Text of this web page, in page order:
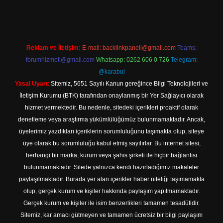
Reklam ve İletişim: E-mail: backlinkpaneli@gmail.com Teams:
forumhizmeti@gmail.com Whatsapp: 0262 606 0 726 Telegram:
@karabul
Yasal Uyarı: Sitemiz, 5651 Sayılı Kanun gereğince Bilgi Teknolojileri ve
İletişim Kurumu (BTK) tarafından onaylanmış bir Yer Sağlayıcı olarak
hizmet vermektedir. Bu nedenle, sitedeki içerikleri proaktif olarak
denetleme veya araştırma yükümlülüğümüz bulunmamaktadır. Ancak,
üyelerimiz yazdıkları içeriklerin sorumluluğunu taşımakta olup, siteye
üye olarak bu sorumluluğu kabul etmiş sayılırlar. Bu internet sitesi,
herhangi bir marka, kurum veya şahıs şirketi ile hiçbir bağlantısı
bulunmamaktadır. Sitede yalnızca kendi hazırladığımız makaleler
paylaşılmaktadır. Burada yer alan içerikler haber niteliği taşımamakta
olup, gerçek kurum ve kişiler hakkında paylaşım yapılmamaktadır.
Gerçek kurum ve kişiler ile isim benzerlikleri tamamen tesadüfidir.
Sitemiz, kar amacı gütmeyen ve tamamen ücretsiz bir bilgi paylaşım